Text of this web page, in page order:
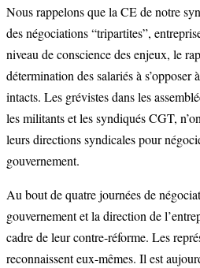
Nous rappelons que la CE de notre
des négociations “tripartites”,
niveau de conscience des enjeux, le
détermination des salariés à s’opposer
intacts. Les grévistes dans les
les militants et les syndiqués CGT,
leurs directions syndicales pour
gouvernement.
Au bout de quatre journées de
gouvernement et la direction de
cadre de leur contre-réforme. Les
reconnaissent eux-mêmes. Il est